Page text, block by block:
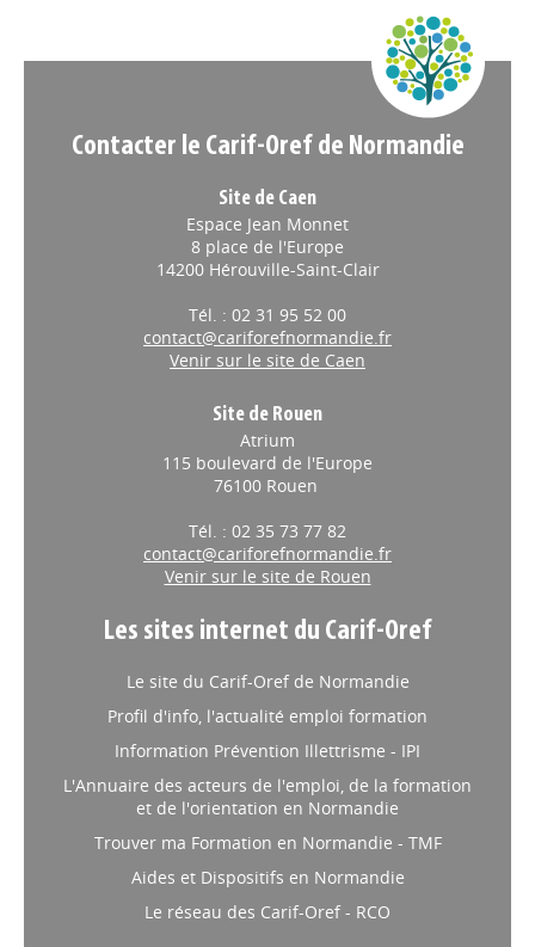
Contacter le Carif-Oref de Normandie
Site de Caen
Espace Jean Monnet
8 place de l'Europe
14200 Hérouville-Saint-Clair
Tél. : 02 31 95 52 00
contact@cariforefnormandie.fr
Venir sur le site de Caen
Site de Rouen
Atrium
115 boulevard de l'Europe
76100 Rouen
Tél. : 02 35 73 77 82
contact@cariforefnormandie.fr
Venir sur le site de Rouen
Les sites internet du Carif-Oref
Le site du Carif-Oref de Normandie
Profil d'info, l'actualité emploi formation
Information Prévention Illettrisme - IPI
L'Annuaire des acteurs de l'emploi, de la formation
et de l'orientation en Normandie
Trouver ma Formation en Normandie - TMF
Aides et Dispositifs en Normandie
Le réseau des Carif-Oref - RCO